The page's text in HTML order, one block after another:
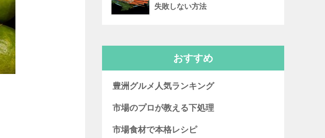
失敗しない方法
おすすめ
豊洲グルメ人気ランキング
市場のプロが教える下処理
市場食材で本格レシピ